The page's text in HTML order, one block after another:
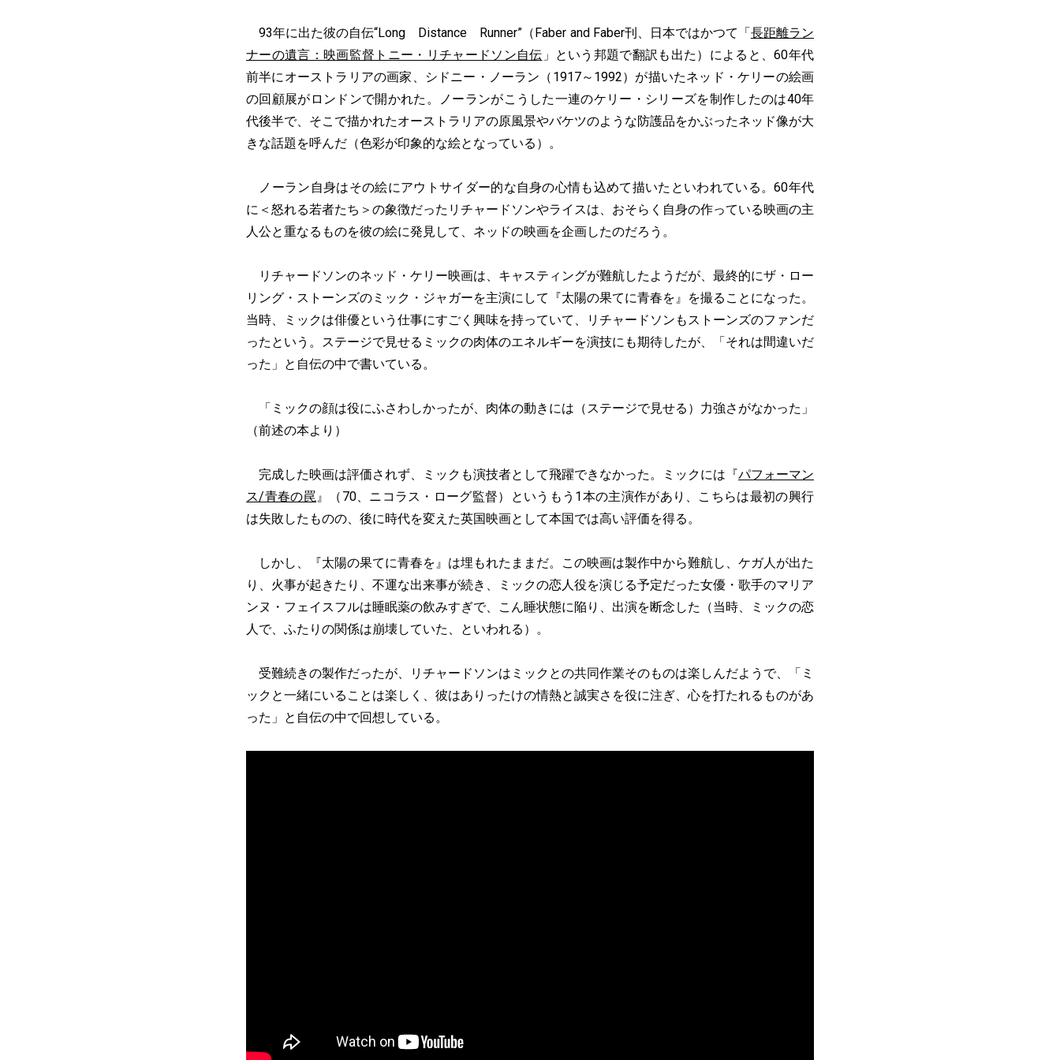
93年に出た彼の自伝“Long Distance Runner”（Faber and Faber刊、日本ではかつて「長距離ラン
ナーの遺言：映画監督トニー・リチャードソン自伝 」という邦題で翻訳も出た）によると、60年代
前半にオーストラリアの画家、シドニー・ノーラン（1917～1992）が描いたネッド・ケリーの絵画
の回顧展がロンドンで開かれた。ノーランがこうした一連のケリー・シリーズを制作したのは40年
代後半で、そこで描かれたオーストラリアの原風景やバケツのような防護品をかぶったネッド像が大
きな話題を呼んだ（色彩が印象的な絵となっている）。
ノーラン自身はその絵にアウトサイダー的な自身の心情も込めて描いたといわれている。60年代
に＜怒れる若者たち＞の象徴だったリチャードソンやライスは、おそらく自身の作っている映画の主
人公と重なるものを彼の絵に発見して、ネッドの映画を企画したのだろう。
リチャードソンのネッド・ケリー映画は、キャスティングが難航したようだが、最終的にザ・ロー
リング・ストーンズのミック・ジャガーを主演にして『太陽の果てに青春を』を撮ることになった。
当時、ミックは俳優という仕事にすごく興味を持っていて、リチャードソンもストーンズのファンだ
ったという。ステージで見せるミックの肉体のエネルギーを演技にも期待したが、「それは間違いだ
った」と自伝の中で書いている。
「ミックの顔は役にふさわしかったが、肉体の動きには（ステージで見せる）力強さがなかった」
（前述の本より）
完成した映画は評価されず、ミックも演技者として飛躍できなかった。ミックには『パフォーマン
ス/青春の罠』（70、ニコラス・ローグ監督）というもう1本の主演作があり、こちらは最初の興行
は失敗したものの、後に時代を変えた英国映画として本国では高い評価を得る。
しかし、『太陽の果てに青春を』は埋もれたままだ。この映画は製作中から難航し、ケガ人が出た
り、火事が起きたり、不運な出来事が続き、ミックの恋人役を演じる予定だった女優・歌手のマリア
ンヌ・フェイスフルは睡眠薬の飲みすぎで、こん睡状態に陥り、出演を断念した（当時、ミックの恋
人で、ふたりの関係は崩壊していた、といわれる）。
受難続きの製作だったが、リチャードソンはミックとの共同作業そのものは楽しんだようで、「ミ
ックと一緒にいることは楽しく、彼はありったけの情熱と誠実さを役に注ぎ、心を打たれるものがあ
った」と自伝の中で回想している。